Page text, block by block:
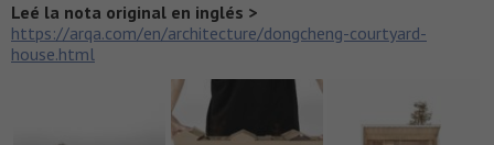
Leé la nota original en inglés >
https://arqa.com/en/architecture/dongcheng-courtyard-
house.html